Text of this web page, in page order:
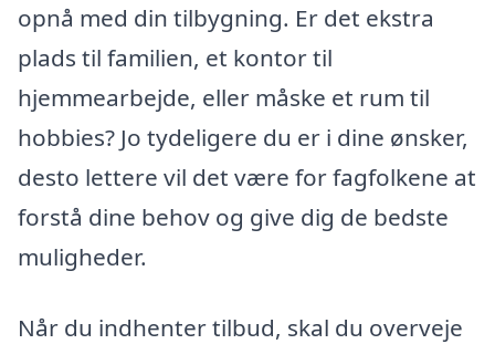
opnå med din tilbygning. Er det ekstra
plads til familien, et kontor til
hjemmearbejde, eller måske et rum til
hobbies? Jo tydeligere du er i dine ønsker,
desto lettere vil det være for fagfolkene at
forstå dine behov og give dig de bedste
muligheder.
Når du indhenter tilbud, skal du overveje